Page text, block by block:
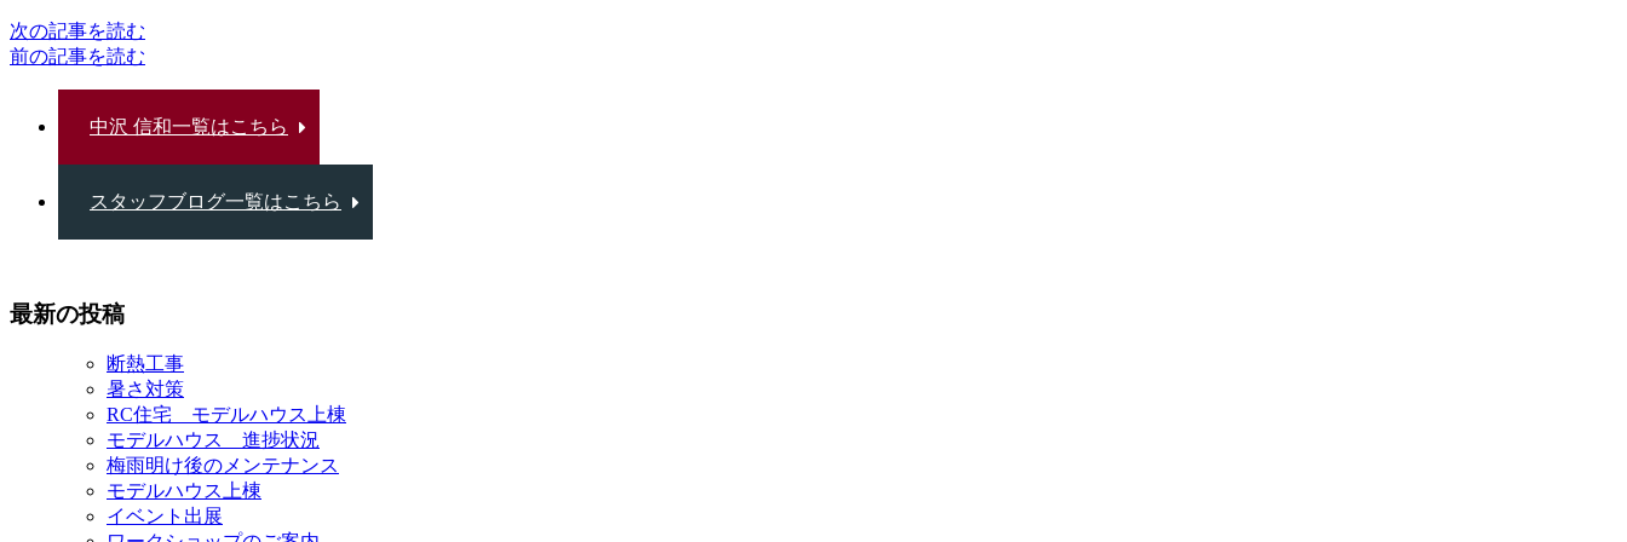
次の記事を読む
前の記事を読む
中沢 信和一覧はこちら
スタッフブログ一覧はこちら
最新の投稿
断熱工事
暑さ対策
RC住宅 モデルハウス上棟
モデルハウス 進捗状況
梅雨明け後のメンテナンス
モデルハウス上棟
イベント出展